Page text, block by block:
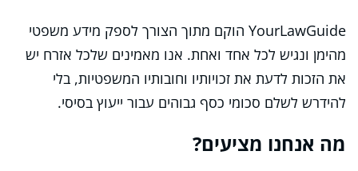
YourLawGuide הוקם מתוך הצורך לספק מידע משפטי
מהימן ונגיש לכל אחד ואחת. אנו מאמינים שלכל אזרח יש
את הזכות לדעת את זכויותיו וחובותיו המשפטיות, בלי
להידרש לשלם סכומי כסף גבוהים עבור ייעוץ בסיסי.
מה אנחנו מציעים?